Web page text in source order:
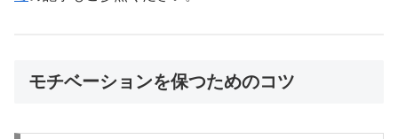
モチベーションを保つためのコツ